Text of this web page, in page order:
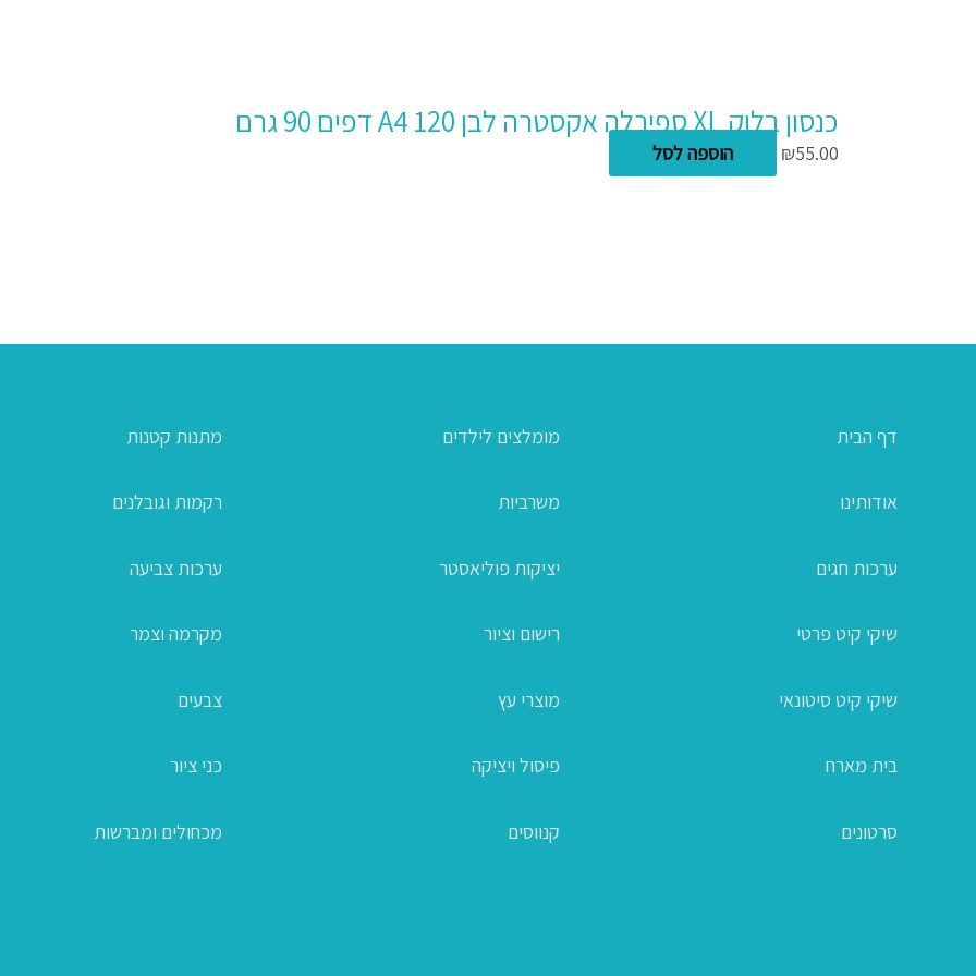
כנסון בלוק XL ספירלה אקסטרה לבן A4 120 דפים 90 גרם
₪55.00 הוספה לסל
דף הבית
אודותינו
ערכות חגים
שיקי קיט פרטי
שיקי קיט סיטונאי
בית מארח
סרטונים
מומלצים לילדים
משרביות
יציקות פוליאסטר
רישום וציור
מוצרי עץ
פיסול ויציקה
קנווסים
מתנות קטנות
רקמות וגובלנים
ערכות צביעה
מקרמה וצמר
צבעים
כני ציור
מכחולים ומברשות